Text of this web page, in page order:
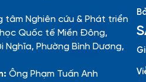
tâm Nghiên cứu & Phát triển
Quốc tế Miền Đông,
Nghĩa, Phường Bình Dương,
Ông Phạm Tuấn Anh